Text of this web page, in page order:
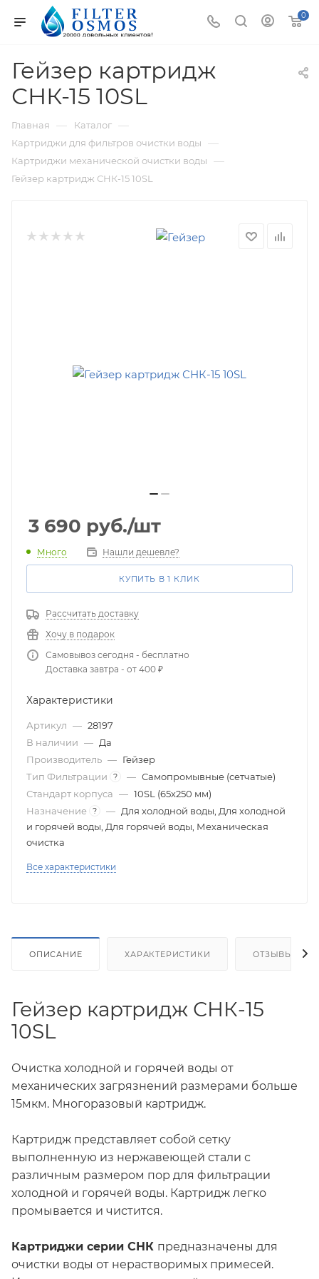
0
Гейзер картридж
СНК-15 10SL
Главная — Каталог —
Картриджи для фильтров очистки воды —
Картриджи механической очистки воды —
Гейзер картридж СНК-15 10SL
3 690 руб./шт
Много Нашли дешевле?
КУПИТЬ В 1 КЛИК
Рассчитать доставку
Хочу в подарок
Самовывоз сегодня - бесплатно
Доставка завтра - от 400 ₽
Характеристики
Артикул — 28197
В наличии — Да
Производитель — Гейзер
Тип Фильтрации
? — Самопромывные (сетчатые)
Стандарт корпуса — 10SL (65х250 мм)
Назначение ? — Для холодной воды, Для холодной
и горячей воды, Для горячей воды, Механическая
очистка
Все характеристики
ОПИСАНИЕ ХАРАКТЕРИСТИКИ ОТЗЫВЫ
Гейзер картридж СНК-15
10SL
Очистка холодной и горячей воды от
механических загрязнений размерами больше
15мкм. Многоразовый картридж.
Картридж представляет собой сетку
выполненную из нержавеющей стали с
различным размером пор для фильтрации
холодной и горячей воды. Картридж легко
промывается и чистится.
Картриджи серии СНК предназначены для
очистки воды от нерастворимых примесей.